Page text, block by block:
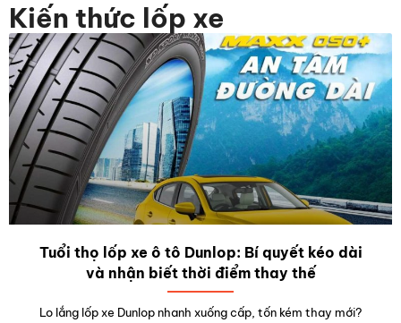
Kiến thức lốp xe
Tuổi thọ lốp xe ô tô Dunlop: Bí quyết kéo dài
và nhận biết thời điểm thay thế
Lo lắng lốp xe Dunlop nhanh xuống cấp, tốn kém thay mới?